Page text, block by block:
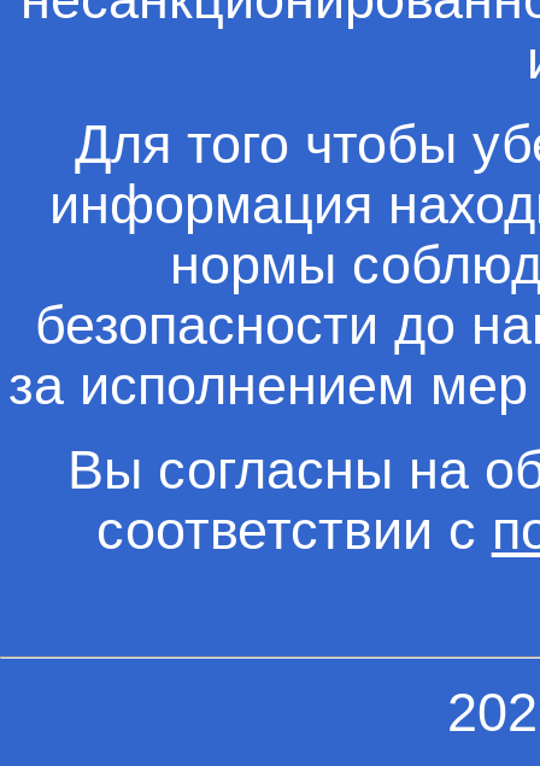
Для того чтобы
информация
нормы
безопасности до
за исполнением
Вы согласны на
соответствии с